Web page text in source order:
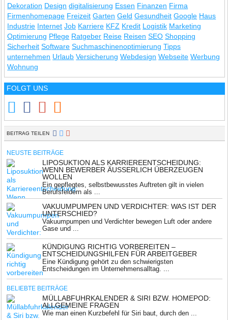
Dekoration Design digitalisierung Essen Finanzen Firma
Firmenhomepage Freizeit Garten Geld Gesundheit Google Haus
Industrie Internet Job Karriere KFZ Kredit Logistik Marketing
Optimierung Pflege Ratgeber Reise Reisen SEO Shopping
Sicherheit Software Suchmaschinenoptimierung Tipps
unternehmen Urlaub Versicherung Webdesign Webseite Werbung
Wohnung
FOLGT UNS
BEITRAG TEILEN
NEUSTE BEITRÄGE
LIPOSUKTION ALS KARRIEREENTSCHEIDUNG:
WENN BEWERBER ÄUSSERLICH ÜBERZEUGEN W
OLLEN
Ein gepflegtes, selbstbewusstes Auftreten gilt in vielen
Berufsfeldern als ...
VAKUUMPUMPEN UND VERDICHTER: WAS IST DER
UNTERSCHIED?
Vakuumpumpen und Verdichter bewegen Luft oder andere
Gase und ...
KÜNDIGUNG RICHTIG VORBEREITEN –
ENTSCHEIDUNGSHILFEN FÜR ARBEITGEBER
Eine Kündigung gehört zu den schwierigsten
Entscheidungen im Unternehmensalltag. ...
BELIEBTE BEITRÄGE
MÜLLABFUHRKALENDER & SIRI BZW. HOMEPOD:
ALLGEMEINE FRAGEN
Wie man einen Kurzbefehl für Siri baut, durch den ...